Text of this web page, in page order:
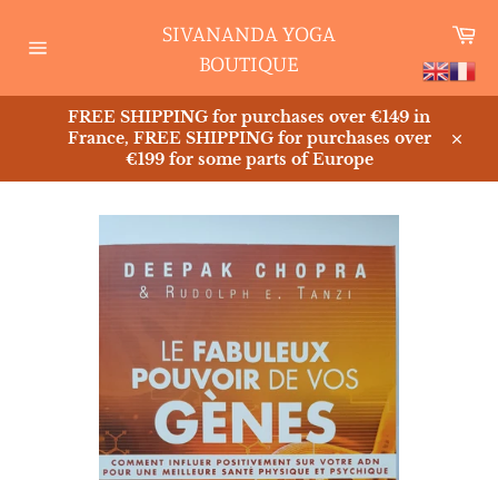
content
SIVANANDA YOGA
BOUTIQUE
FREE SHIPPING for purchases over €149 in
France, FREE SHIPPING for purchases over
€199 for some parts of Europe